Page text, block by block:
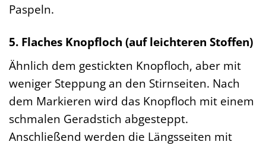
Paspeln.
5. Flaches Knopfloch (auf leichteren Stoffen)
Ähnlich dem gestickten Knopfloch, aber mit
weniger Steppung an den Stirnseiten. Nach
dem Markieren wird das Knopfloch mit einem
schmalen Geradstich abgesteppt.
Anschließend werden die Längsseiten mit